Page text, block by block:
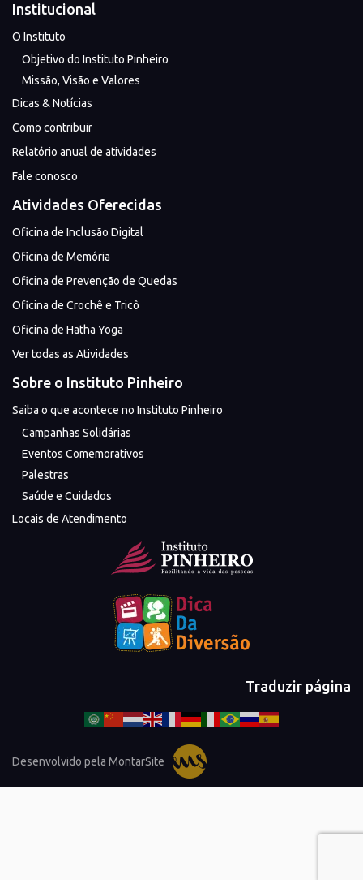
Institucional
O Instituto
Objetivo do Instituto Pinheiro
Missão, Visão e Valores
Dicas & Notícias
Como contribuir
Relatório anual de atividades
Fale conosco
Atividades Oferecidas
Oficina de Inclusão Digital
Oficina de Memória
Oficina de Prevenção de Quedas
Oficina de Crochê e Tricô
Oficina de Hatha Yoga
Ver todas as Atividades
Sobre o Instituto Pinheiro
Saiba o que acontece no Instituto Pinheiro
Campanhas Solidárias
Eventos Comemorativos
Palestras
Saúde e Cuidados
Locais de Atendimento
Traduzir página
Desenvolvido pela MontarSite